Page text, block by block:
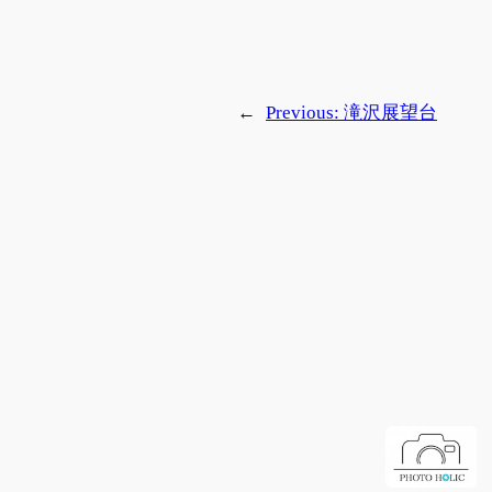
← Previous: 滝沢展望台